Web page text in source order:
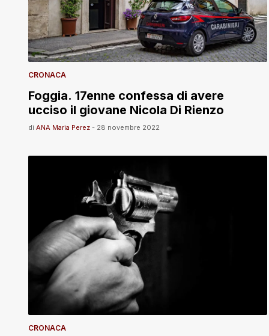
CRONACA
Foggia. 17enne confessa di avere
ucciso il giovane Nicola Di Rienzo
di ANA Maria Perez - 28 novembre 2022
CRONACA